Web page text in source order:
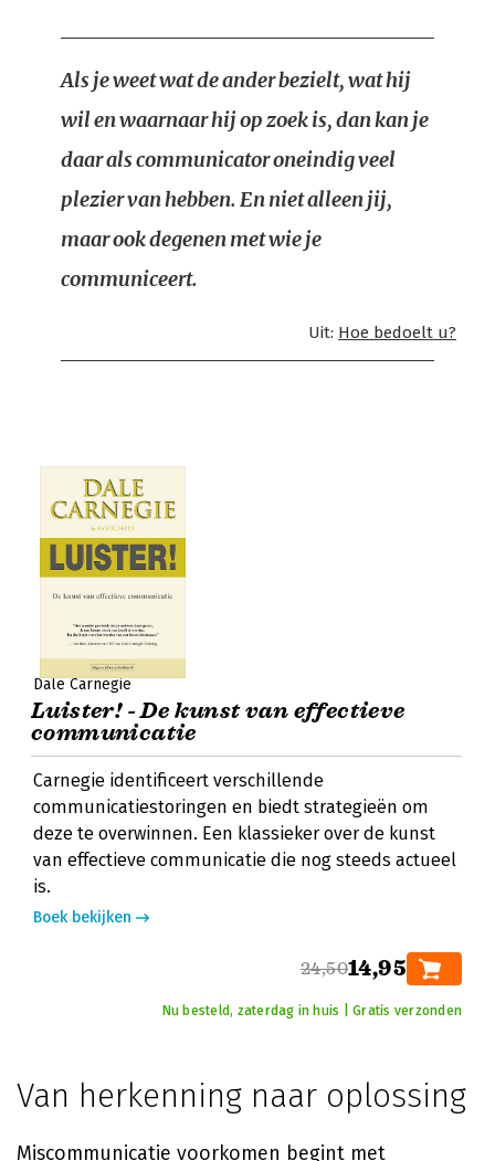
Als je weet wat de ander bezielt, wat hij
wil en waarnaar hij op zoek is, dan kan je
daar als communicator oneindig veel
plezier van hebben. En niet alleen jij,
maar ook degenen met wie je
communiceert.
Uit: Hoe bedoelt u?
Dale Carnegie
Luister! - De kunst van effectieve
communicatie
Carnegie identificeert verschillende
communicatiestoringen en biedt strategieën om
deze te overwinnen. Een klassieker over de kunst
van effectieve communicatie die nog steeds actueel
is.
Boek bekijken
24,5014,95
Nu besteld, zaterdag in huis | Gratis verzonden
Van herkenning naar oplossing
Miscommunicatie voorkomen begint met